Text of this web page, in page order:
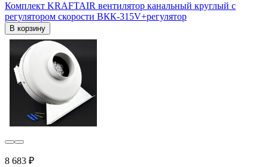
Комплект KRAFTAIR вентилятор канальный круглый с
регулятором скорости ВКК-315V+регулятор
В корзину
8 683 ₽